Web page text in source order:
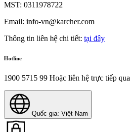
MST: 0311978722
Email: info-vn@karcher.com
Thông tin liên hệ chi tiết: tại đây
Hotline
1900 5715 99 Hoặc liên hệ trực tiếp qua
Quốc gia: Việt Nam